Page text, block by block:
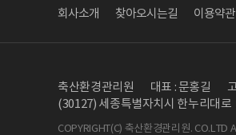
회사소개 찾아오시는길 이용약관
축산환경관리원 대표 : 문홍길
(30127) 세종특별자치시 한누리대
COPYRIGHT(C) 축산환경관리원. CO.LTD